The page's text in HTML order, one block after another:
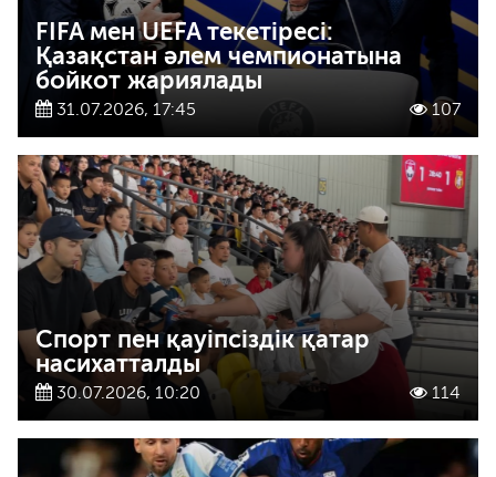
FIFA мен UEFA текетіресі:
Қазақстан әлем чемпионатына
бойкот жариялады
31.07.2026, 17:45 107
Спорт пен қауіпсіздік қатар
насихатталды
30.07.2026, 10:20 114